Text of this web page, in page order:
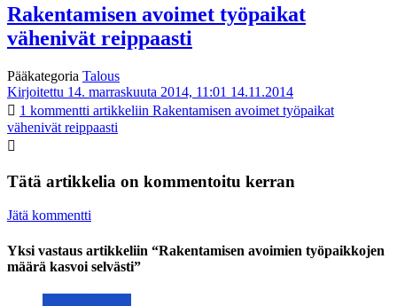
Rakentamisen avoimet työpaikat
vähenivät reippaasti
Pääkategoria Talous
Kirjoitettu 14. marraskuuta 2014, 11:01 14.11.2014
1 kommentti artikkeliin Rakentamisen avoimet työpaikat
vähenivät reippaasti
Tätä artikkelia on kommentoitu kerran
Jätä kommentti
Yksi vastaus artikkeliin “Rakentamisen avoimien työpaikkojen
määrä kasvoi selvästi”